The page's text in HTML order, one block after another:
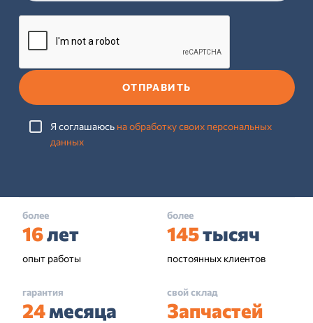
ОТПРАВИТЬ
Я соглашаюсь на обработку своих персональных
данных
более
16лет
опыт работы
более
145тысяч
постоянных клиентов
гарантия
24месяца
свой склад
Запчастей